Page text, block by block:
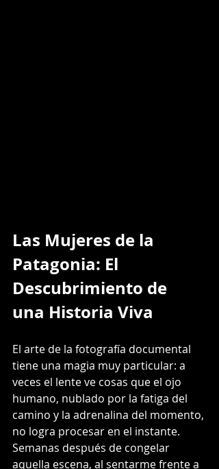
Las Mujeres de la
Patagonia: El
Descubrimiento de
una Historia Viva
El arte de la fotografía documental
tiene una magia muy particular: a
veces el lente ve cosas que el ojo
humano, nublado por la fatiga del
camino y la adrenalina del momento,
no logra procesar en el instante.
Semanas después de congelar
aquella escena, al sentarme frente a